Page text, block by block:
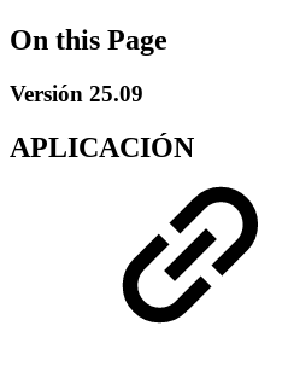
On this Page
Versión 25.09
APLICACIÓN